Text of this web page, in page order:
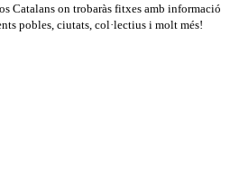
Catalans on trobaràs fitxes amb informació
pobles, ciutats, col·lectius i molt més!